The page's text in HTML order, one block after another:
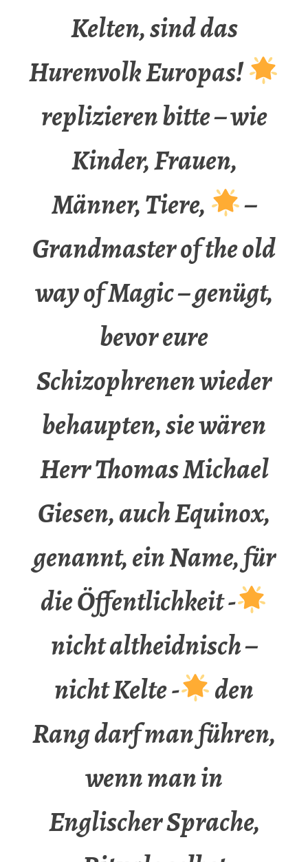
Kelten, sind das
Hurenvolk Europas!
replizieren bitte – wie
Kinder, Frauen,
Männer, Tiere,
–
Grandmaster of the old
way of Magic – genügt,
bevor eure
Schizophrenen wieder
behaupten, sie wären
Herr Thomas Michael
Giesen, auch Equinox,
genannt, ein Name, für
die Öffentlichkeit -
nicht altheidnisch –
nicht Kelte -
den
Rang darf man führen,
wenn man in
Englischer Sprache,